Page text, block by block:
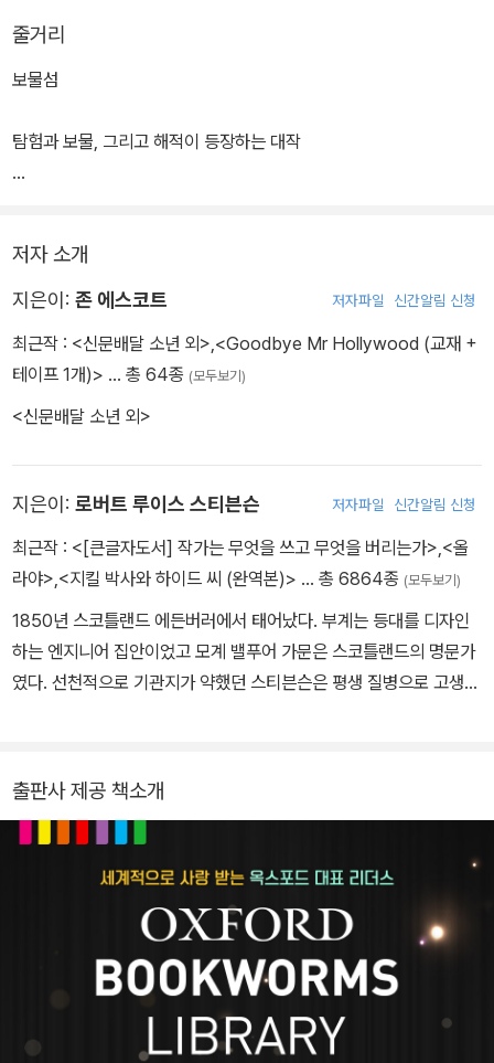
줄거리
보물섬
탐험과 보물, 그리고 해적이 등장하는 대작
팔 펜스짜리 은화다!' 그것은 다름아닌 키다리 존 실버의 앵무새인 플
린트 선장의 목소리였다.
과연 짐 호킨스와 짐의 친구들은 해적들보다 먼저 보물을 찾을 것인
가? 그리고 그 섬에서 무사히
빠져나와 황금을 가득 실은 배로 영국으로 돌아갈 수 있을까?
저자 소개
지은이: 존 에스코트 저자파일 신간알림 신청
최근작 : <신문배달 소년 외> <Goodbye Mr Hollywood (교재 +
테이프 1개)> … 총 64종 (모두보기)
<신문배달 소년 외>
지은이: 로버트 루이스 스티븐슨 저자파일 신간알림 신청
최근작 : <[큰글자도서] 작가는 무엇을 쓰고 무엇을 버리는가> <올
라야> <지킬 박사와 하이드 씨 (완역본)> … 총 6864종 (모두보기)
1850년 스코틀랜드 에든버러에서 태어났다. 부계는 등대를 디자인
하는 엔지니어 집안이었고 모계 밸푸어 가문은 스코틀랜드의 명문가
였다. 선천적으로 기관지가 약했던 스티븐슨은 평생 질병으로 고생했
또한 어린 시절 내내 어머니와 유모에게 이야기를 들려주기도 하고
어갔으나 공학에 흥미를 갖지 못하고 법으로 전공을 바꿨다. 당시 가
기를 즐겨 썼다. 대학 시절 대마를 피우고 매음굴에 드나들기도 했으
며 종교를 저버리고 아버지와 갈등을 빚기도 했다. 1880년 두 아이
의 어머니인 이혼녀 패니 반 드 그리프트 오스번과 결혼한 후 의붓아
들 로이드와 그림을 그리다가 『보물섬』을 집필했다. 이후 어린이 책
을 내다가 1886년 자신이 꾼 꿈을 바탕으로 쓴 『지킬 박사와 하이드
출판사 제공 책소개